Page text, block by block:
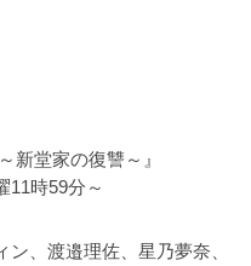
新堂家の復讐～』
11時59分～
、渡邉理佐、星乃夢奈、